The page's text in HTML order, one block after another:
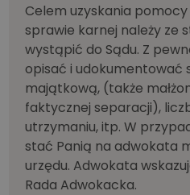
Celem uzyskania
sprawie karnej należy ze
wystąpić do Sądu. Z
opisać i udokumentować
majątkową, (także
faktycznej separacji),
utrzymaniu, itp. W
stać Panią na adwokata
urzędu. Adwokata
Rada Adwokacka.